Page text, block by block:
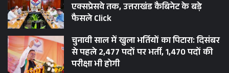
एक्सप्रेसवे तक, उत्तराखंड कैबिनेट के बड़े
फैसले Click
चुनावी साल में खुला भर्तियों का पिटारा: दिसंबर
से पहले 2,477 पदों पर भर्ती, 1,470 पदों की
परीक्षा भी होगी